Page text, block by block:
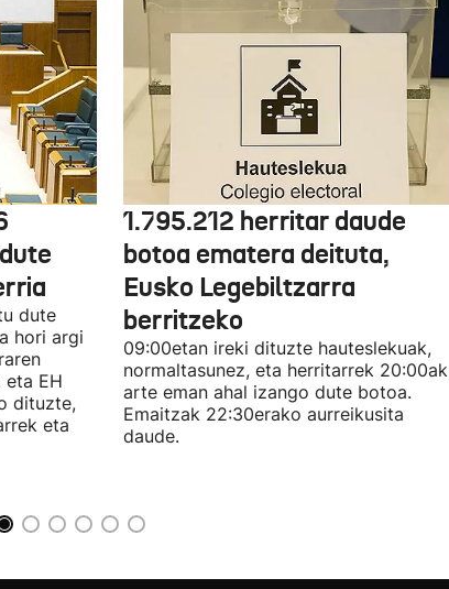
dute
hori argi
eta EH
dituzte,
eta
1.795.212 herritar daude
botoa ematera deituta,
Eusko Legebiltzarra
berritzeko
09:00etan ireki dituzte hauteslekuak,
normaltasunez, eta herritarrek 20:00ak
arte eman ahal izango dute botoa.
Emaitzak 22:30erako aurreikusita
daude.